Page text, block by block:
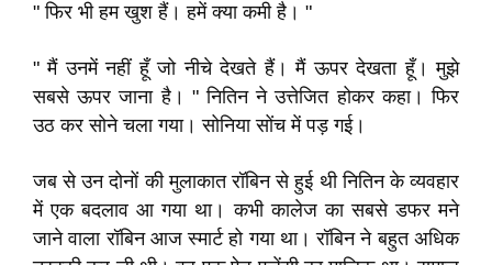
" फिर भी हम खुश हैं। हमें क्या कमी है। "
" मैं उनमें नहीं हूँ जो नीचे देखते हैं। मैं ऊपर देखता हूँ। मुझे
सबसे ऊपर जाना है। " नितिन ने उत्तेजित होकर कहा। फिर
उठ कर सोने चला गया। सोनिया सोंच में पड़ गई।
जब से उन दोनों की मुलाकात रॉबिन से हुई थी नितिन के व्यवहार
में एक बदलाव आ गया था। कभी कालेज का सबसे डफर मने
जाने वाला रॉबिन आज स्मार्ट हो गया था। रॉबिन ने बहुत अधिक